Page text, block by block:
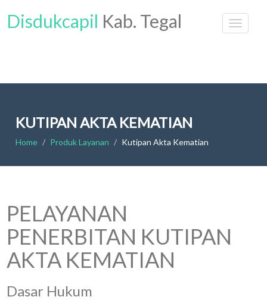
Disdukcapil Kab. Tegal
KUTIPAN AKTA KEMATIAN
Home Produk Layanan Kutipan Akta Kematian
PELAYANAN
PENERBITAN KUTIPAN
AKTA KEMATIAN
Dasar Hukum